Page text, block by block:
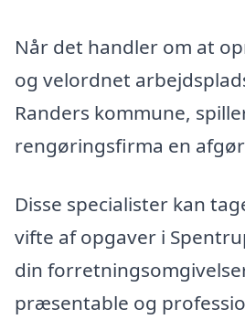
Når det handler om at
og velordnet
Randers kommune,
rengøringsfirma en
Disse specialister kan
vifte af opgaver i
din
præsentable og